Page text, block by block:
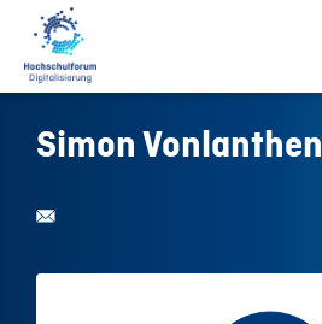
Simon Vonlanthen